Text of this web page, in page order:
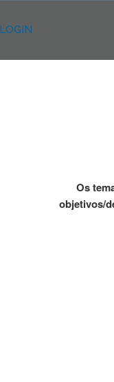
LOGIN
Os
objetivos/